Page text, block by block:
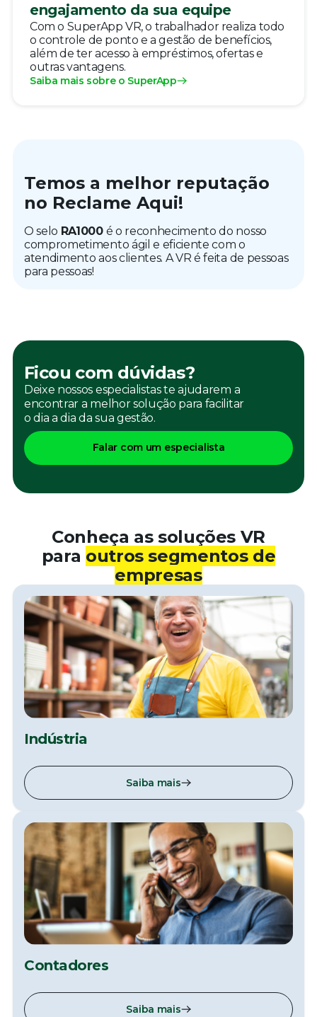
engajamento da sua equipe
Com o SuperApp VR, o trabalhador realiza todo
o controle de ponto e a gestão de benefícios,
além de ter acesso à empréstimos, ofertas e
outras vantagens.
Saiba mais sobre o SuperApp
Temos a melhor reputação
no Reclame Aqui!
O selo RA1000é o reconhecimento do nosso
comprometimento ágil e eficiente com o
atendimento aos clientes. A VR é feita de pessoas
para pessoas!
Ficou com dúvidas?
Deixe nossos especialistas te ajudarem a
encontrar a melhor solução para facilitar
o dia a dia da sua gestão.
Falar com um especialista
Conheça as soluções VR
para outros segmentos de
empresas
Indústria
Saiba mais
Contadores
Saiba mais